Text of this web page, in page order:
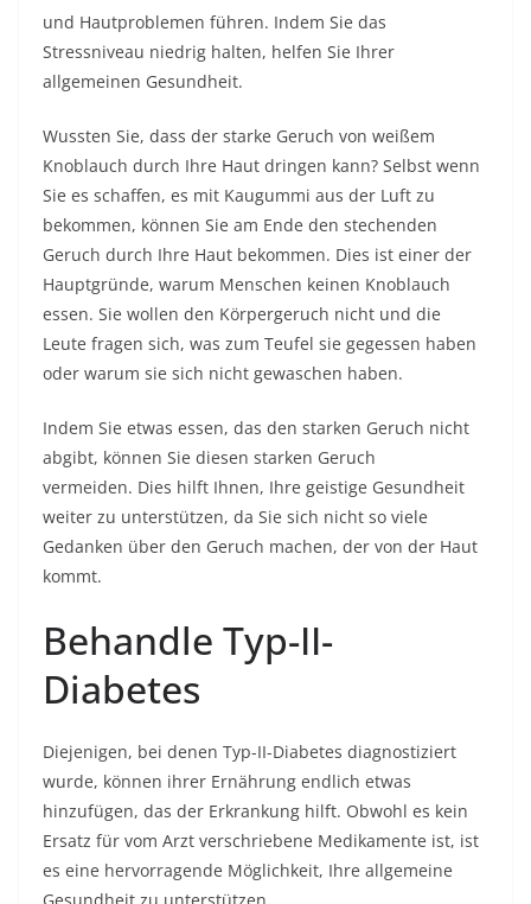
und Hautproblemen führen. Indem Sie das
Stressniveau niedrig halten, helfen Sie Ihrer
allgemeinen Gesundheit.
Wussten Sie, dass der starke Geruch von weißem
Knoblauch durch Ihre Haut dringen kann? Selbst wenn
Sie es schaffen, es mit Kaugummi aus der Luft zu
bekommen, können Sie am Ende den stechenden
Geruch durch Ihre Haut bekommen. Dies ist einer der
Hauptgründe, warum Menschen keinen Knoblauch
essen. Sie wollen den Körpergeruch nicht und die
Leute fragen sich, was zum Teufel sie gegessen haben
oder warum sie sich nicht gewaschen haben.
Indem Sie etwas essen, das den starken Geruch nicht
abgibt, können Sie diesen starken Geruch
vermeiden. Dies hilft Ihnen, Ihre geistige Gesundheit
weiter zu unterstützen, da Sie sich nicht so viele
Gedanken über den Geruch machen, der von der Haut
kommt.
Behandle Typ-II-
Diabetes
Diejenigen, bei denen Typ-II-Diabetes diagnostiziert
wurde, können ihrer Ernährung endlich etwas
hinzufügen, das der Erkrankung hilft. Obwohl es kein
Ersatz für vom Arzt verschriebene Medikamente ist, ist
es eine hervorragende Möglichkeit, Ihre allgemeine